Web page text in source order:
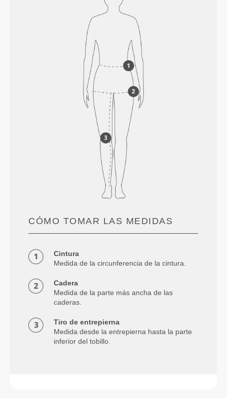
CÓMO TOMAR LAS MEDIDAS
Cintura
Medida de la circunferencia de la cintura.
Cadera
Medida de la parte más ancha de las
caderas.
Tiro de entrepierna
Medida desde la entrepierna hasta la parte
inferior del tobillo.